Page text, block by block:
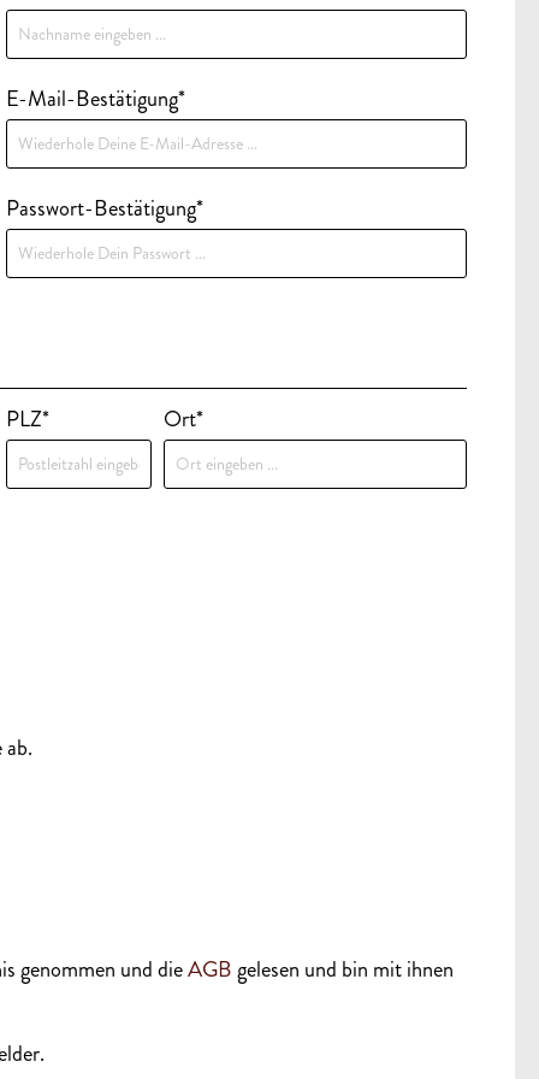
E-Mail-Bestätigung*
Passwort-Bestätigung*
PLZ* Ort*
genommen und dieAGBgelesen und bin mit ihnen